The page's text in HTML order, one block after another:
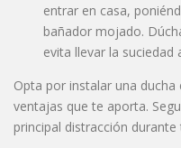
entrar en casa,
bañador mojado.
evita llevar la
Opta por instalar una
ventajas que te aporta.
principal distracción